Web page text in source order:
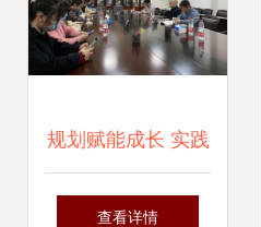
规划赋能成长 实践
绘就精彩——外国
查看详情